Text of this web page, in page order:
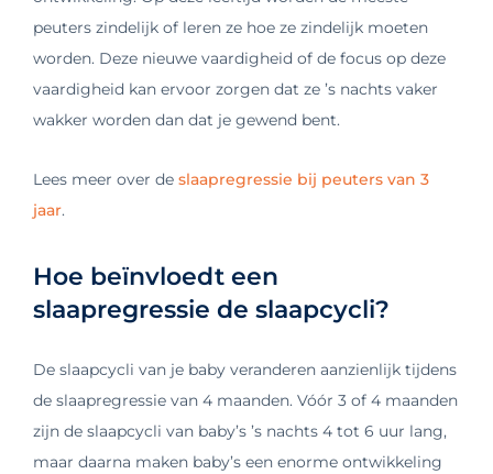
peuters zindelijk of leren ze hoe ze zindelijk moeten
worden. Deze nieuwe vaardigheid of de focus op deze
vaardigheid kan ervoor zorgen dat ze ’s nachts vaker
wakker worden dan dat je gewend bent.
Lees meer over de slaapregressie bij peuters van 3
jaar.
Hoe beïnvloedt een
slaapregressie de slaapcycli?
De slaapcycli van je baby veranderen aanzienlijk tijdens
de slaapregressie van 4 maanden. Vóór 3 of 4 maanden
zijn de slaapcycli van baby’s ’s nachts 4 tot 6 uur lang,
maar daarna maken baby’s een enorme ontwikkeling